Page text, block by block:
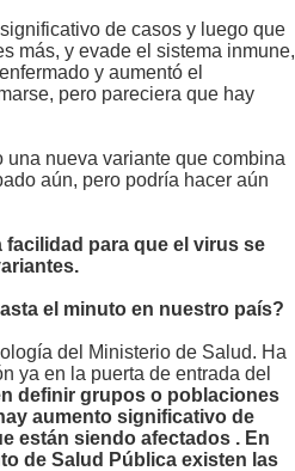
de casos y luego que
más, y evade el sistema inmune,
y aumentó el
pero pareciera que hay
nueva variante que combina
aún, pero podría hacer aún
para que el virus se
el minuto en nuestro país?
del Ministerio de Salud. Ha
ya en la puerta de entrada del
definir grupos o poblaciones
aumento significativo de
están siendo afectados . En
de Salud Pública existen las